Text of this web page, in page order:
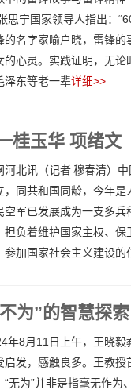
思宁国家领导人指出：
的名字家喻户晓，雷锋
的心灵。实践证明，无
泽东等老一辈详细>>
桂玉华 项绪文
河北讯（记者 穆春清）
，同共和国同龄，今年是
空军已发展成为一支多
担负着维护国家主权、
参加国家社会主义建设
为”的智慧探索
年8月11日上午，王晓毅
启发，感触良多。王教授
“无为”并非是指毫无作